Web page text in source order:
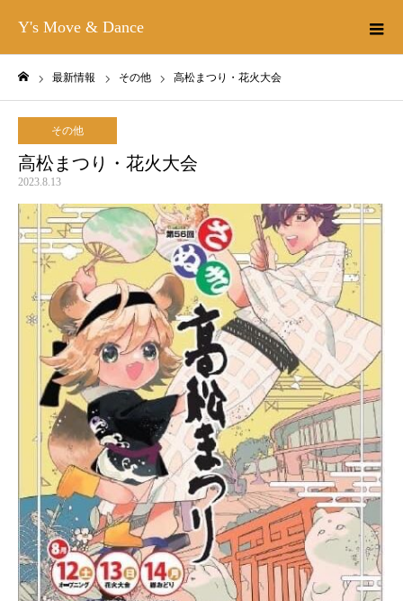
Y's Move & Dance
最新情報 その他 高松まつり・花火大会
その他
高松まつり・花火大会
2023.8.13